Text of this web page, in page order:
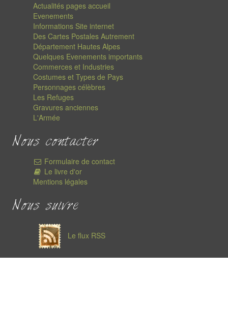
Actualités pages accueil
Evenements
Informations Site internet
Des Cartes Postales Autrement
Département Hautes Alpes
Quelques Evenements importants
Commerces et Industries
Costumes et Types de Pays
Personnages célèbres
Les Refuges
Gravures anciennes
L'Armée
Nous contacter
Formulaire de contact
Le livre d'or
Mentions légales
Nous suivre
Le flux RSS